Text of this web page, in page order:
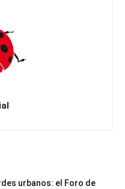
urbanos: el Foro de